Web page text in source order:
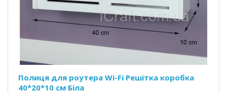
Полиця для роутера Wi-Fi Решітка коробка
40*20*10 см Біла